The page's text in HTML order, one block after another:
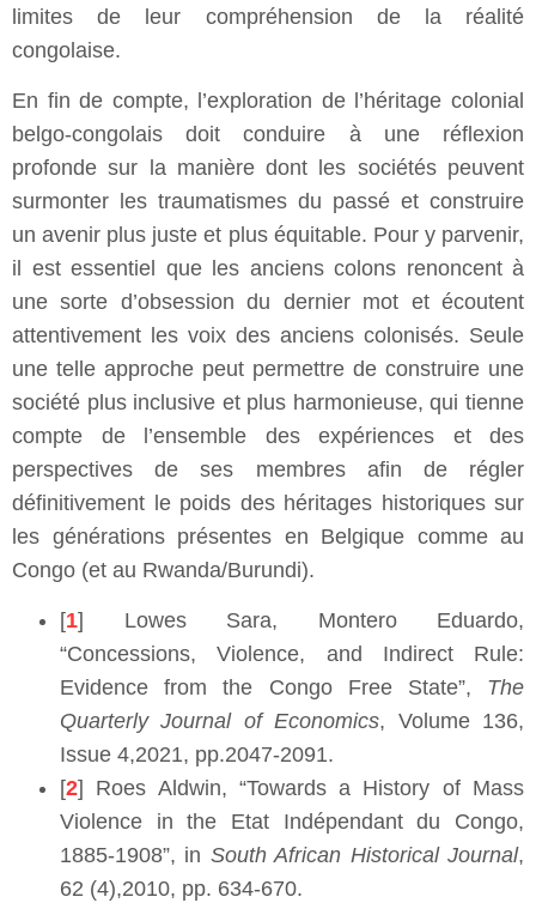
limites de leur compréhension de la réalité
congolaise.
En fin de compte, l’exploration de l’héritage colonial
belgo-congolais doit conduire à une réflexion
profonde sur la manière dont les sociétés peuvent
surmonter les traumatismes du passé et construire
un avenir plus juste et plus équitable. Pour y parvenir,
il est essentiel que les anciens colons renoncent à
une sorte d’obsession du dernier mot et écoutent
attentivement les voix des anciens colonisés. Seule
une telle approche peut permettre de construire une
société plus inclusive et plus harmonieuse, qui tienne
compte de l’ensemble des expériences et des
perspectives de ses membres afin de régler
définitivement le poids des héritages historiques sur
les générations présentes en Belgique comme au
Congo (et au Rwanda/Burundi).
[1] Lowes Sara, Montero Eduardo,
“Concessions, Violence, and Indirect Rule:
Evidence from the Congo Free State”, The
Quarterly Journal of Economics, Volume 136,
Issue 4,2021, pp.2047-2091.
[2] Roes Aldwin, “Towards a History of Mass
Violence in the Etat Indépendant du Congo,
1885-1908”, in South African Historical Journal,
62 (4),2010, pp. 634-670.